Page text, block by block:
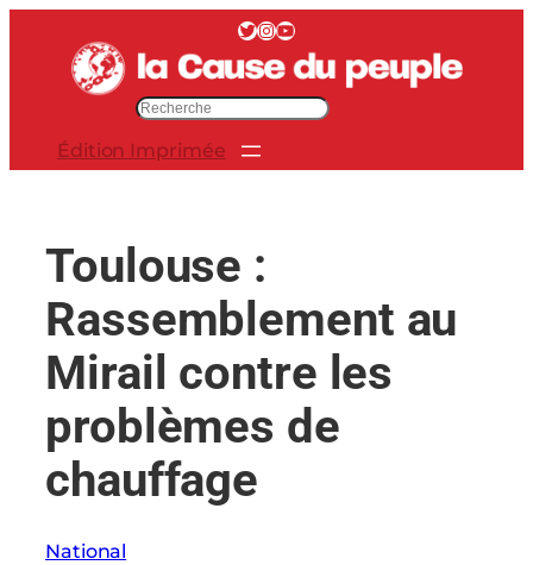
contenu
Twitter InstagramYouTube
e
r
Édition Imprimée
Toulouse :
Rassemblement au
Mirail contre les
problèmes de
chauffage
National